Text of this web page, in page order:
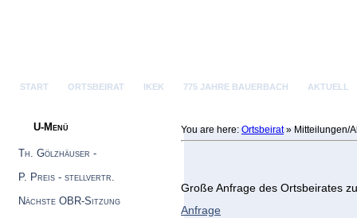
START ORTSBEIRAT IKEK 775 JAHRE BAUERBACH AKTUELL
U-Menü
Th. Gölzhäuser -
Ortsvorsteher
P. Preis - stellvertr.
Ortsvorsteher
Nächste OBR-Sitzung
You are here: Ortsbeirat» Mitteilungen/
Große Anfrage des Ortsbeirates
Anfrage